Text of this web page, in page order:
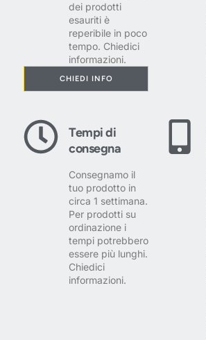
dei prodotti
esauriti è
reperibile in poco
tempo. Chiedici
informazioni.
CHIEDI INFO
Tempi di
consegna
Consegnamo il
tuo prodotto in
circa 1 settimana.
Per prodotti su
ordinazione i
tempi potrebbero
essere più lunghi.
Chiedici
informazioni.